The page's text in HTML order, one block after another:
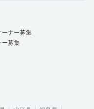
ーナー募集
ー募集